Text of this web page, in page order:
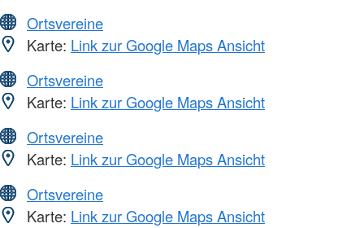
Ortsvereine
Karte: Link zur Google Maps Ansicht
Ortsvereine
Karte: Link zur Google Maps Ansicht
Ortsvereine
Karte: Link zur Google Maps Ansicht
Ortsvereine
Karte: Link zur Google Maps Ansicht